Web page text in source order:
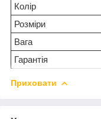
Колір
Розміри
Вага
Гарантія
Приховати